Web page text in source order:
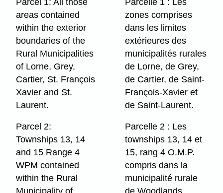
areas contained
within the exterior
boundaries of the
Rural Municipalities
of Lorne, Grey,
Cartier, St. François
Xavier and St.
Laurent.
zones comprises
dans les limites
extérieures des
municipalités rurales
de Lorne, de Grey,
de Cartier, de Saint-
François-Xavier et
de Saint-Laurent.
Parcel 2:
Townships 13, 14
and 15 Range 4
WPM contained
within the Rural
Parcelle 2 : Les
townships 13, 14 et
15, rang 4 O.M.P.
compris dans la
municipalité rurale